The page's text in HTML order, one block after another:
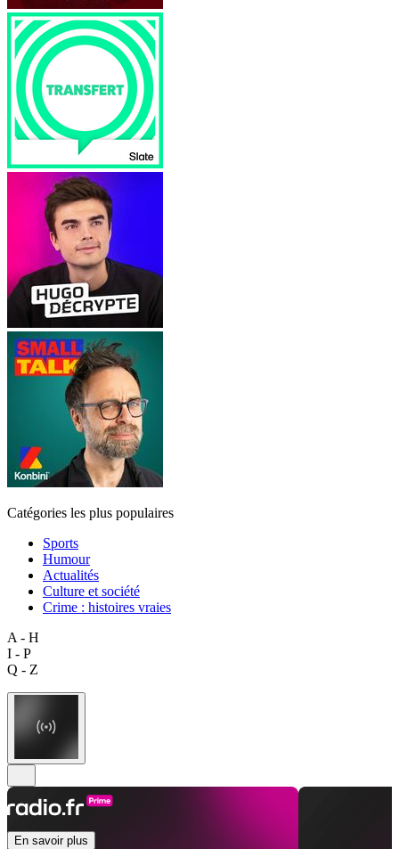
Catégories les plus populaires
Sports
Humour
Actualités
Culture et société
Crime : histoires vraies
A - H
I - P
Q - Z
En savoir plus